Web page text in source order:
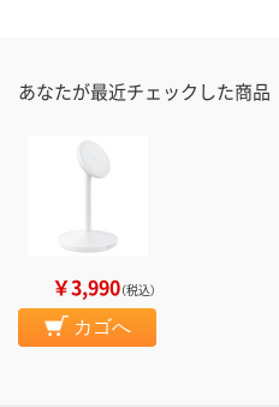
あなたが最近チェックした商品
￥3,990（税込）
カゴへ